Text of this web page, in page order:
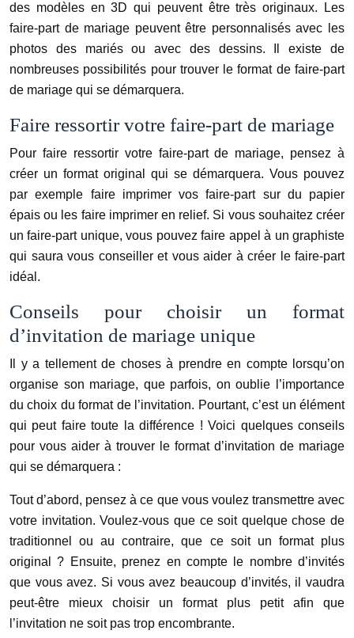
des modèles en 3D qui peuvent être très originaux. Les
faire-part de mariage peuvent être personnalisés avec les
photos des mariés ou avec des dessins. Il existe de
nombreuses possibilités pour trouver le format de faire-part
de mariage qui se démarquera.
Faire ressortir votre faire-part de mariage
Pour faire ressortir votre faire-part de mariage, pensez à
créer un format original qui se démarquera. Vous pouvez
par exemple faire imprimer vos faire-part sur du papier
épais ou les faire imprimer en relief. Si vous souhaitez créer
un faire-part unique, vous pouvez faire appel à un graphiste
qui saura vous conseiller et vous aider à créer le faire-part
idéal.
Conseils pour choisir un format
d’invitation de mariage unique
Il y a tellement de choses à prendre en compte lorsqu’on
organise son mariage, que parfois, on oublie l’importance
du choix du format de l’invitation. Pourtant, c’est un élément
qui peut faire toute la différence ! Voici quelques conseils
pour vous aider à trouver le format d’invitation de mariage
qui se démarquera :
Tout d’abord, pensez à ce que vous voulez transmettre avec
votre invitation. Voulez-vous que ce soit quelque chose de
traditionnel ou au contraire, que ce soit un format plus
original ? Ensuite, prenez en compte le nombre d’invités
que vous avez. Si vous avez beaucoup d’invités, il vaudra
peut-être mieux choisir un format plus petit afin que
l’invitation ne soit pas trop encombrante.